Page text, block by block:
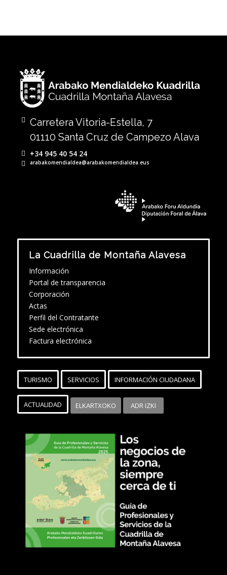
Carretera Vitoria-Estella, 7
01110 Santa Cruz de Campezo Alava
+34 945 40 54 24
arabakomendialdea@arabakomendialdea.eus
La Cuadrilla de Montaña Alavesa
Información
Portal de transparencia
Corporación
Actas
Perfil del Contratante
Sede electrónica
Factura electrónica
TURISMO SERVICIOS INFORMACIÓN CIUDADANA
ACTUALIDAD ELKARTXOKO ADR IZKI